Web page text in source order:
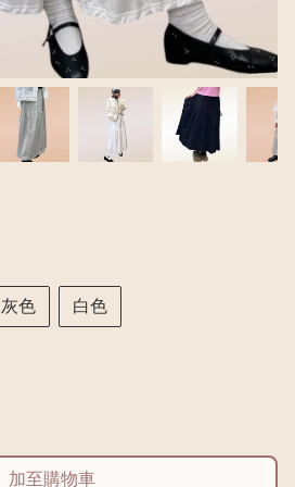
灰色 白色
加至購物車